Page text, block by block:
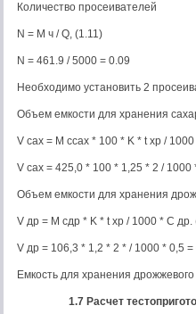
Количество просеивателей
N = M ч / Q, (1.11)
N = 461.9 / 5000 = 0.09
Необходимо установить 2
Объем емкости для хранения
V сах = M ссах * 100 * K * t хр /
V сах = 425,0 * 100 * 1,25 * 2 / 1000
Объем емкости для хранения
V др = M сдр * K * t хр / 1000 * C др.
V др = 106,3 * 1,2 * 2 * / 1000 * 0,5 =
Емкость для хранения
1.7 Расчет